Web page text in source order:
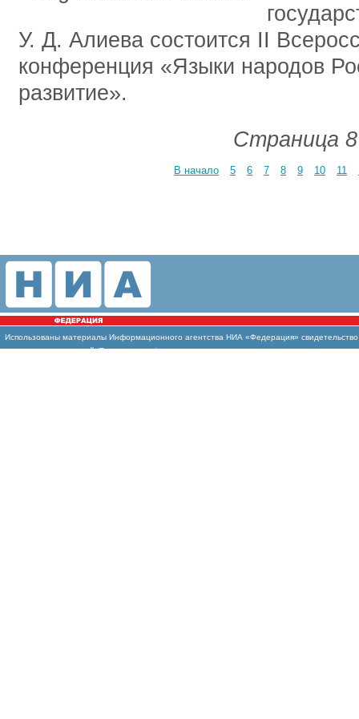
У. Д. Алиева состоится II
конференция «Языки народов
развитие».
Страница
В начало 5 6 7 8 9 10 11
Использованы материалы Информационного агентства НИА «Федерация»
массовых коммуникаций (Роскомнадзор)